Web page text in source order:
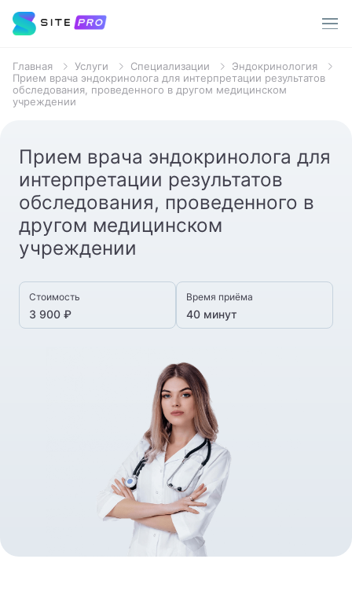
Услуги
Врачи
О клинике
Пациентам
Акции
Контакты
Терапевт
Хирург
Стоматолог
Анализы
МРТ
8 800 462-60-20
Записаться на приём
Главная Услуги Специализации
Эндокринология
Прием врача эндокринолога для интерпретации результатов
обследования, проведенного в другом медицинском
учреждении
Прием врача эндокринолога для
интерпретации результатов
обследования, проведенного в
другом медицинском
учреждении
Стоимость
3 900 ₽
Время приёма
40 минут